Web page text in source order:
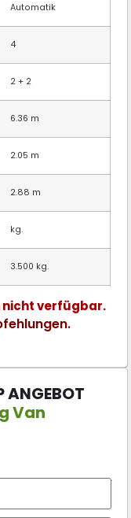
Automatik
4
2 + 2
6.36 m
2.05 m
2.88 m
kg.
3.500 kg.
nicht verfügbar.
ANGEBOT
Van